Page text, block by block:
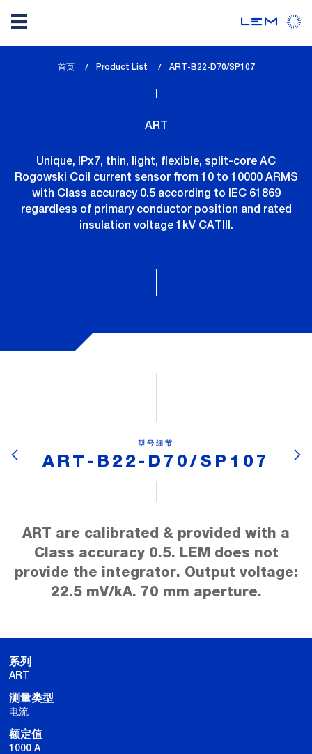
首页 Product List
lem_current_page
ART-B22-D70/SP107
ART
Unique, IPx7, thin, light, flexible, split-core AC
Rogowski Coil current sensor from 10 to 10000 ARMS
with Class accuracy 0.5 according to IEC 61869
regardless of primary conductor position and rated
insulation voltage 1kV CATIII.
型号细节
ART-B22-D70/SP107
ART are calibrated & provided with a
Class accuracy 0.5. LEM does not
provide the integrator. Output voltage:
22.5 mV/kA. 70 mm aperture.
系列
ART
测量类型
电流
额定值
1000 A